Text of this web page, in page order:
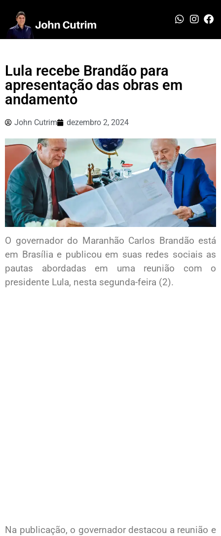
Lula recebe Brandão para
apresentação das obras em
andamento
John Cutrim dezembro 2, 2024
O governador do Maranhão Carlos Brandão está
em Brasília e publicou em suas redes sociais as
pautas abordadas em uma reunião com o
presidente Lula, nesta segunda-feira (2).
Na publicação, o governador destacou a reunião e